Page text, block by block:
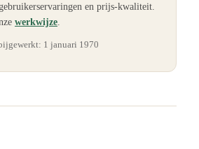
en prijs-kwaliteit.
werkwijze
1 januari 1970